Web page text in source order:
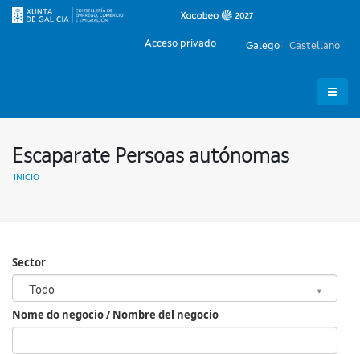
Galego Castellano
Acceso privado
Escaparate Persoas autónomas
INICIO
Sector
Todo
Sector
Nome do negocio / Nombre del negocio